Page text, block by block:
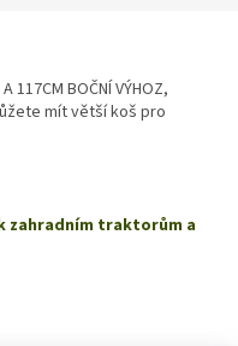
117CM BOČNÍ VÝHOZ,
mít větší koš pro
zahradním traktorům a